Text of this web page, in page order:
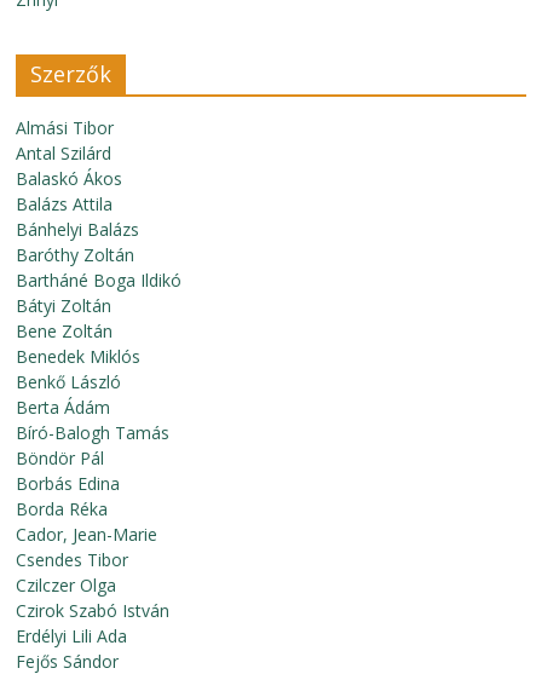
Szerzők
Almási Tibor
Antal Szilárd
Balaskó Ákos
Balázs Attila
Bánhelyi Balázs
Baróthy Zoltán
Bartháné Boga Ildikó
Bátyi Zoltán
Bene Zoltán
Benedek Miklós
Benkő László
Berta Ádám
Bíró-Balogh Tamás
Böndör Pál
Borbás Edina
Borda Réka
Cador, Jean-Marie
Csendes Tibor
Czilczer Olga
Czirok Szabó István
Erdélyi Lili Ada
Fejős Sándor